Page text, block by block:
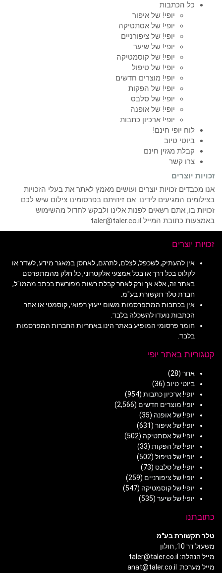
כל הכתבות
יופי! של איפור
יופי! של אסתטיקה
יופי! של ציפורניים
יופי! של שיער
יופי! של קוסמטיקה
יופי! של טיפול
יופי! מוצרים חדשים
יופי! של הפקות
יופי! של סלבס
יופי! של אופנה
יופי! ארכיון כתבות
לוח יופי חינם!
ביוטי טיוב
קבלת מגזין חינם
צרו קשר
זכויות יוצרים
אנו מכבדים זכויות יוצרים ועושים מאמץ לאתר את בעלי הזכויות
בצילומים המגיעים לידינו. אם זיהיתם בפרסומינו צילום שיש לכם
זכויות בו, אתם רשאים לפנות אלינו ולבקש לחדול מהשימוש
באמצעות כתובת המייל taler@taler.co.il
זכויות יוצרים
אין להעתיק, לשכפל, לצלם, לתרגם, לאחסן במאגר מידע, לשדר או
לקלוט בכל דרך או בכל אמצעי אלקטרוני, כל חלק מהמתפרסם
באתר זה, אלא אך ורק לאחר קבלת רשות מפורשת בכתב מהמו"ל,
חברת טלר תקשורת בע"מ.
אין בכתבות המתפרסמות משום ייעוץ רפואי, קוסמטי או אחר.
הכתבות נועדו להשכלה בלבד.
חומר פרסומי המופיע באתר הינו באחריות החברות המפרסמות
בלבד.
קטגוריות באתר יופי
אחר (28)
ביוטי טיוב (36)
יופי! ארכיון כתבות (954)
יופי! מוצרים חדשים (2,566)
יופי! של אופנה (35)
יופי! של איפור (631)
יופי! של אסתטיקה (502)
יופי! של הפקות (33)
יופי! של טיפול (502)
יופי! של סלבס (73)
יופי! של ציפורניים (259)
יופי! של קוסמטיקה (547)
יופי! של שיער (535)
כתובתנו
טלר תקשורת בע"מ
משעול דר 10, חולון
מייל הנהלה: taler@taler.co.il
מייל מערכת: anat@taler.co.il